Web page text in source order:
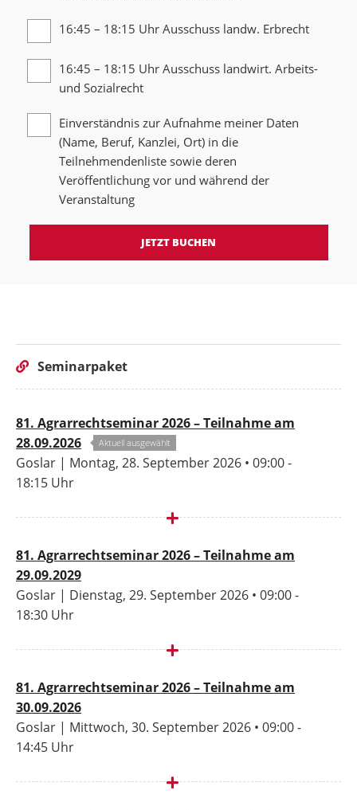
16:45 – 18:15 Uhr Ausschuss landw. Erbrecht
16:45 – 18:15 Uhr Ausschuss landwirt. Arbeits-
und Sozialrecht
Einverständnis zur Aufnahme meiner Daten
(Name, Beruf, Kanzlei, Ort) in die
Teilnehmendenliste sowie deren
Veröffentlichung vor und während der
Veranstaltung
JETZT BUCHEN
Seminarpaket
81. Agrarrechtseminar 2026 – Teilnahme am
28.09.2026
Aktuell ausgewählt
Goslar | Montag, 28. September 2026 • 09:00 -
18:15 Uhr
81. Agrarrechtseminar 2026 – Teilnahme am
29.09.2029
Goslar | Dienstag, 29. September 2026 • 09:00 -
18:30 Uhr
81. Agrarrechtseminar 2026 – Teilnahme am
30.09.2026
Goslar | Mittwoch, 30. September 2026 • 09:00 -
14:45 Uhr